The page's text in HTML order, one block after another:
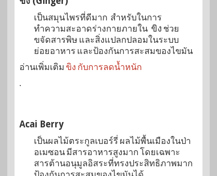
เป็นสมุนไพรที่ดีมาก สำหรับในการ
ทำความสะอาดร่างกายภายใน ขิง ช่วย
ขจัดสารพิษ และสิ่งแปลกปลอมในระบบ
ย่อยอาหาร และป้องกันการสะสมของไขมัน
อ่านเพิ่มเติม ขิง กับการลดน้ำหนัก
.
Acai Berry
เป็นผลไม้ตระกูลเบอร์รี่ ผลไม้พื้นเมืองในป่า
อเมซอน มีสารอาหารสูงมาก โดยเฉพาะ
สารต้านอนุมูลอิสระที่ทรงประสิทธิภาพมาก